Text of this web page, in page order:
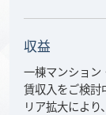
収益
一棟マンション
賃収入をご検討
リア拡大によ